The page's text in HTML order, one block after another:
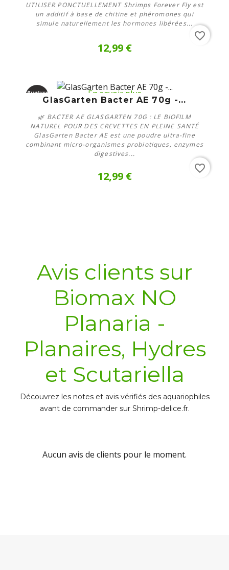
UTILISER PONCTUELLEMENT Shrimps Forever Fly est
un additif à base de chitine et phéromones qui
simule naturellement les hormones libérées...
12,99 €
favorite_border
En savoir plus
Rupture
de stockGlasGarten Bacter AE 70g -...
🌿 BACTER AE GLASGARTEN 70G : LE BIOFILM
NATUREL POUR DES CREVETTES EN PLEINE SANTÉ
GlasGarten Bacter AE est une poudre ultra-fine
combinant micro-organismes probiotiques, enzymes
digestives...
12,99 €
favorite_border
Avis clients sur
Biomax NO
Planaria -
Planaires, Hydres
et Scutariella
Découvrez les notes et avis vérifiés des aquariophiles
avant de commander sur Shrimp-delice.fr.
Aucun avis de clients pour le moment.